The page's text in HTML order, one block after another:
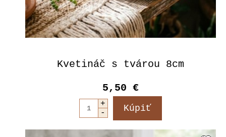
Kvetináč s tvárou 8cm
5,50 €